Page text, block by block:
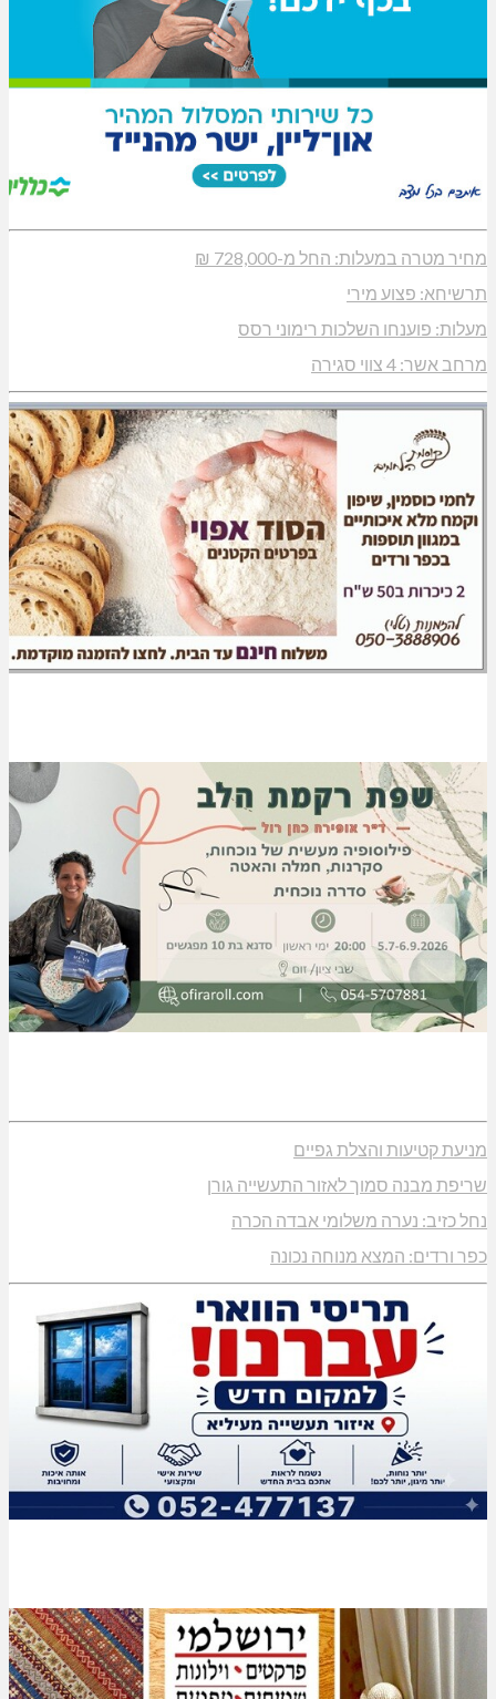
מחיר מטרה במעלות: החל מ-728,000 ₪
תרשיחא: פצוע מירי
מעלות: פוענחו השלכות רימוני רסס
מרחב אשר: 4 צווי סגירה
מניעת קטיעות והצלת גפיים
שריפת מבנה סמוך לאזור התעשייה גורן
נחל כזיב: נערה משלומי אבדה הכרה
כפר ורדים: המצא מנוחה נכונה